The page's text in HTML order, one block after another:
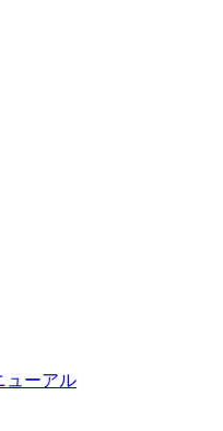
ューアル